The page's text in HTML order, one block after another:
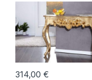
314,00€